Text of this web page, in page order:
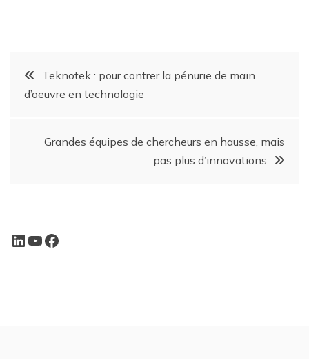
Teknotek : pour contrer la pénurie de main
d’oeuvre en technologie
Grandes équipes de chercheurs en hausse, mais
pas plus d’innovations